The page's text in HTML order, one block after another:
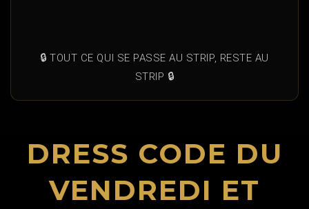
🔒 TOUT CE QUI SE PASSE AU STRIP, RESTE AU
STRIP 🔒
DRESS CODE DU
VENDREDI ET